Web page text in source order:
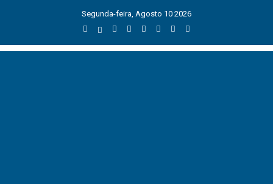
Segunda-feira, Agosto 10 2026